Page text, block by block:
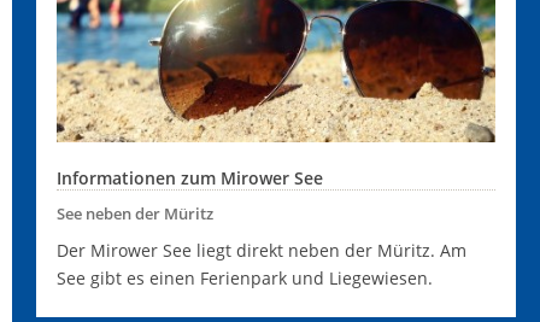
Informationen zum Mirower See
See neben der Müritz
Der Mirower See liegt direkt neben der Müritz. Am
See gibt es einen Ferienpark und Liegewiesen.